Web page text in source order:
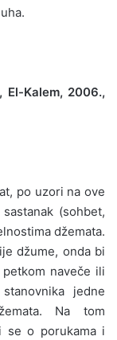
El-Kalem, 2006.,
po uzori na ove
(sohbet,
džemata.
džume, onda bi
naveče ili
jedne
Na tom
se o porukama i